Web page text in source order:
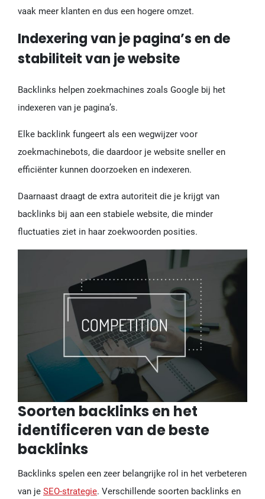
vaak meer klanten en dus een hogere omzet.
Indexering van je pagina’s en de
stabiliteit van je website
Backlinks helpen zoekmachines zoals Google bij het
indexeren van je pagina’s.
Elke backlink fungeert als een wegwijzer voor
zoekmachinebots, die daardoor je website sneller en
efficiënter kunnen doorzoeken en indexeren.
Daarnaast draagt de extra autoriteit die je krijgt van
backlinks bij aan een stabiele website, die minder
fluctuaties ziet in haar zoekwoorden posities.
Soorten backlinks en het
identificeren van de beste
backlinks
Backlinks spelen een zeer belangrijke rol in het verbeteren
van je SEO-strategie. Verschillende soorten backlinks en